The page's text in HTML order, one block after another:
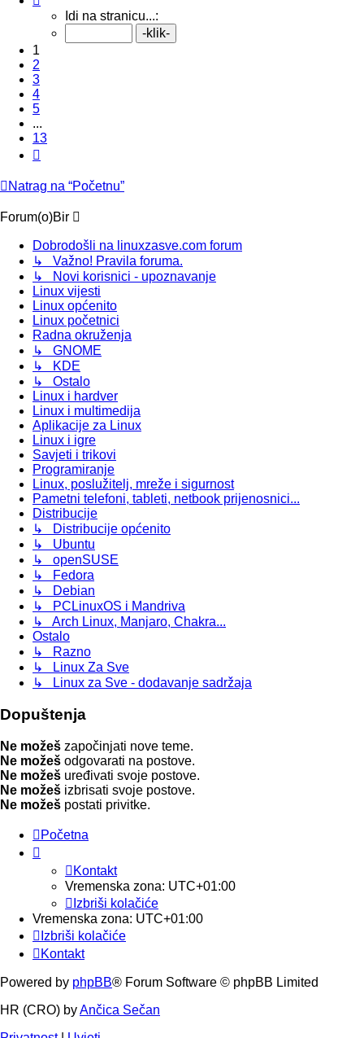
13 .Idi na stranicu...:
1
2
3
4
5
...
13
Natrag na “Početnu”
Forum(o)Bir
Dobrodošli na linuxzasve.com forum
↳ Važno! Pravila foruma.
↳ Novi korisnici - upoznavanje
Linux vijesti
Linux općenito
Linux početnici
Radna okruženja
↳ GNOME
↳ KDE
↳ Ostalo
Linux i hardver
Linux i multimedija
Aplikacije za Linux
Linux i igre
Savjeti i trikovi
Programiranje
Linux, poslužitelj, mreže i sigurnost
Pametni telefoni, tableti, netbook prijenosnici...
Distribucije
↳ Distribucije općenito
↳ Ubuntu
↳ openSUSE
↳ Fedora
↳ Debian
↳ PCLinuxOS i Mandriva
↳ Arch Linux, Manjaro, Chakra...
Ostalo
↳ Razno
↳ Linux Za Sve
↳ Linux za Sve - dodavanje sadržaja
Dopuštenja
Ne možeš započinjati nove teme.
Ne možeš odgovarati na postove.
Ne možeš uređivati svoje postove.
Ne možeš izbrisati svoje postove.
Ne možeš postati privitke.
Početna
Kontakt
Vremenska zona: UTC+01:00
Izbriši kolačiće
Vremenska zona: UTC+01:00
Izbriši kolačiće
Kontakt
Powered by phpBB® Forum Software © phpBB Limited
HR (CRO) byAnčica Sečan